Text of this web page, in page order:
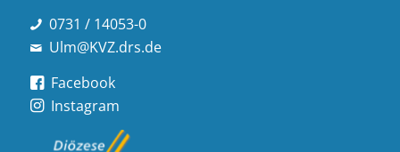
0731 / 14053-0
Ulm@KVZ.drs.de
Facebook
Instagram